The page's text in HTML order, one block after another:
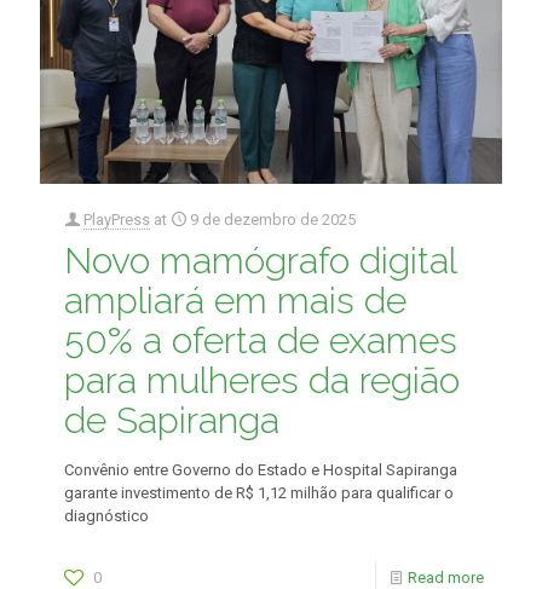
PlayPress at 9 de dezembro de 2025
Novo mamógrafo digital
ampliará em mais de
50% a oferta de exames
para mulheres da região
de Sapiranga
Convênio entre Governo do Estado e Hospital Sapiranga
garante investimento de R$ 1,12 milhão para qualificar o
diagnóstico
0 Read more